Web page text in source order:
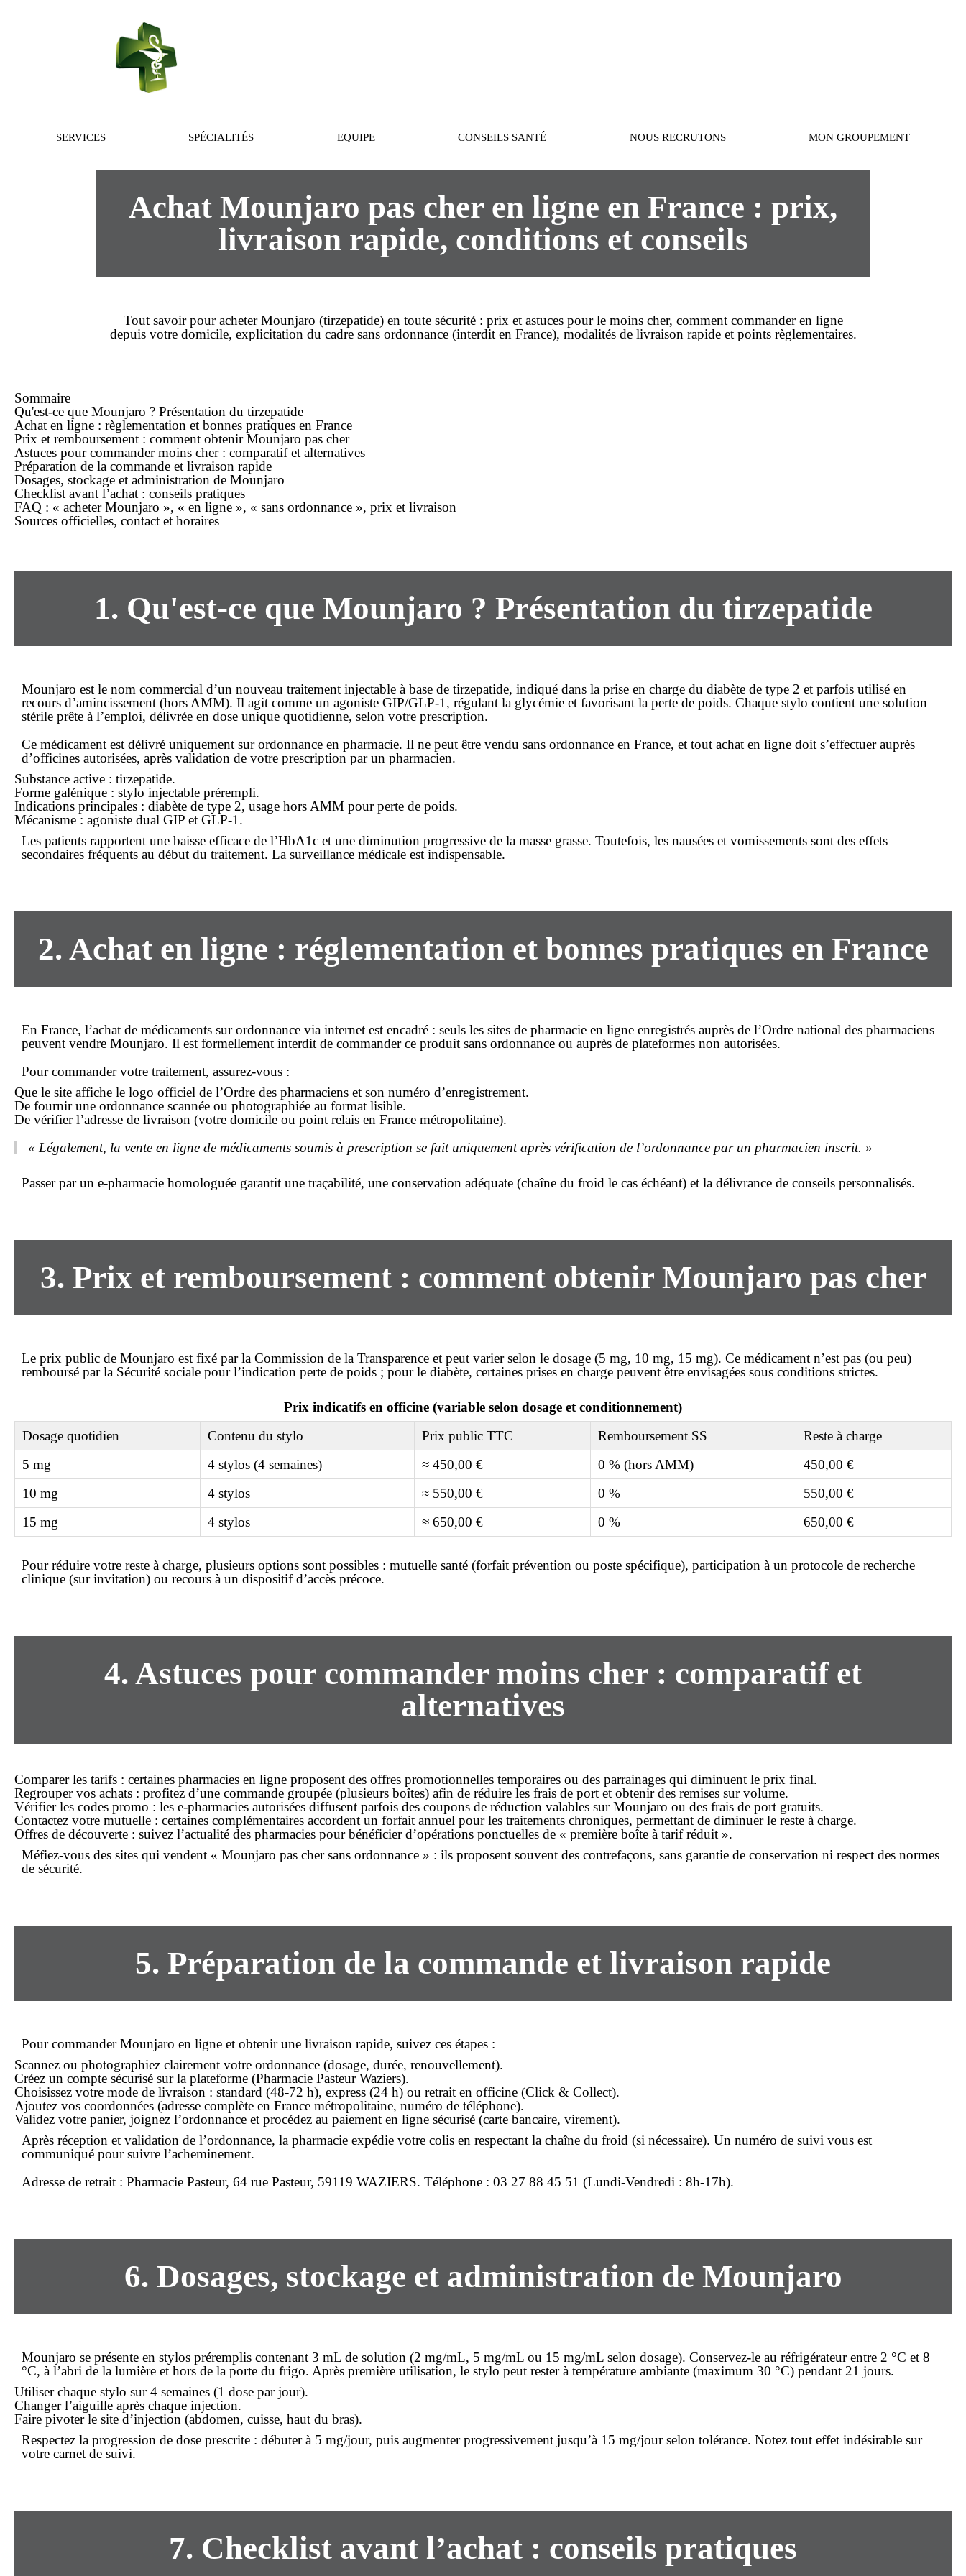
SERVICES SPÉCIALITÉS EQUIPE CONSEILS SANTÉ NOUS RECRUTONS MON GROUPEMENT
Achat Mounjaro pas cher en ligne en France : prix,
livraison rapide, conditions et conseils
Tout savoir pouracheterMounjaro (tirzepatide) en toute sécurité : prix et astuces pour le moins cher, comment commander en ligne
depuis votre domicile, explicitation du cadre sans ordonnance(interdit en France), modalités de livraison rapide et points règlementaires.
Sommaire
Qu'est-ce que Mounjaro ? Présentation du tirzepatide
Achat en ligne : règlementation et bonnes pratiques en France
Prix et remboursement : comment obtenir Mounjaro pas cher
Astuces pour commander moins cher : comparatif et alternatives
Préparation de la commande et livraison rapide
Dosages, stockage et administration de Mounjaro
Checklist avant l’achat : conseils pratiques
FAQ : « acheter Mounjaro », « en ligne », « sans ordonnance », prix et livraison
Sources officielles, contact et horaires
1. Qu'est-ce que Mounjaro ? Présentation du tirzepatide
Mounjaro est le nom commercial d’un nouveau traitement injectable à base de tirzepatide, indiqué dans la prise en charge du diabète de type 2 et parfois utilisé en
recours d’amincissement (hors AMM). Il agit comme un agoniste GIP/GLP-1, régulant la glycémie et favorisant la perte de poids. Chaque stylo contient une solution
stérile prête à l’emploi, délivrée en dose unique quotidienne, selon votre prescription.
Ce médicament est délivré uniquement surordonnance en pharmacie. Il ne peut être vendu sans ordonnance en France, et tout achat en ligne doit s’effectuer auprès
d’officines autorisées, après validation de votre prescription par un pharmacien.
Substance active : tirzepatide.
Forme galénique : stylo injectable prérempli.
Indications principales : diabète de type 2, usage hors AMM pour perte de poids.
Mécanisme : agoniste dual GIP et GLP-1.
Les patients rapportent une baisse efficace de l’HbA1c et une diminution progressive de la masse grasse. Toutefois, les nausées et vomissements sont des effets
secondaires fréquents au début du traitement. La surveillance médicale est indispensable.
2. Achat en ligne : réglementation et bonnes pratiques en France
En France, l’achat de médicaments sur ordonnance via internet est encadré : seuls les sites de pharmacie en ligne enregistrés auprès de l’Ordre national des pharmaciens
peuvent vendre Mounjaro. Il est formellement interdit de commander ce produit sans ordonnance ou auprès de plateformes non autorisées.
Pourcommandervotre traitement, assurez-vous :
Que le site affiche le logo officiel de l’Ordre des pharmaciens et son numéro d’enregistrement.
De fournir une ordonnance scannée ou photographiée au format lisible.
De vérifier l’adresse de livraison (votre domicile ou point relais en France métropolitaine).
« Légalement, la vente en ligne de médicaments soumis à prescription se fait uniquement après vérification de l’ordonnance par un pharmacien inscrit. »
Passer par un e-pharmacie homologuée garantit une traçabilité, une conservation adéquate (chaîne du froid le cas échéant) et la délivrance de conseils personnalisés.
3. Prix et remboursement : comment obtenir Mounjaro pas cher
Le prix public de Mounjaro est fixé par la Commission de la Transparence et peut varier selon le dosage (5 mg, 10 mg, 15 mg). Ce médicament n’est pas (ou peu)
remboursé par la Sécurité sociale pour l’indication perte de poids ; pour le diabète, certaines prises en charge peuvent être envisagées sous conditions strictes.
Prix indicatifs en officine (variable selon dosage et conditionnement)
Dosage quotidien
Contenu du stylo Prix public TTC Remboursement SS
Reste à charge
5 mg
4 stylos (4 semaines) ≈ 450,00 € 0 % (hors AMM)
450,00 €
10 mg
4 stylos ≈ 550,00 € 0 %
550,00 €
15 mg
4 stylos ≈ 650,00 € 0 % 650,00 €
Pour réduire votre reste à charge, plusieurs options sont possibles : mutuelle santé (forfait prévention ou poste spécifique), participation à un protocole de recherche
clinique (sur invitation) ou recours à un dispositif d’accès précoce.
4. Astuces pour commander moins cher : comparatif et
alternatives
Comparer les tarifs : certaines pharmacies en ligne proposent des offres promotionnelles temporaires ou des parrainages qui diminuent le prix final.
Regrouper vos achats : profitez d’une commande groupée (plusieurs boîtes) afin de réduire les frais de port et obtenir des remises sur volume.
Vérifier les codes promo : les e-pharmacies autorisées diffusent parfois des coupons de réduction valables sur Mounjaro ou des frais de port gratuits.
Contactez votre mutuelle : certaines complémentaires accordent un forfait annuel pour les traitements chroniques, permettant de diminuer le reste à charge.
Offres de découverte : suivez l’actualité des pharmacies pour bénéficier d’opérations ponctuelles de « première boîte à tarif réduit ».
Méfiez-vous des sites qui vendent « Mounjaro pas cher sans ordonnance » : ils proposent souvent des contrefaçons, sans garantie de conservation ni respect des normes
de sécurité.
5. Préparation de la commande et livraison rapide
PourcommanderMounjaro en ligne et obtenir une livraison rapide, suivez ces étapes :
Scannez ou photographiez clairement votre ordonnance (dosage, durée, renouvellement).
Créez un compte sécurisé sur la plateforme (Pharmacie Pasteur Waziers).
Choisissez votre mode de livraison : standard (48-72 h), express (24 h) ou retrait en officine (Click & Collect).
Ajoutez vos coordonnées (adresse complète en France métropolitaine, numéro de téléphone).
Validez votre panier, joignez l’ordonnance et procédez au paiement en ligne sécurisé (carte bancaire, virement).
Après réception et validation de l’ordonnance, la pharmacie expédie votre colis en respectant la chaîne du froid (si nécessaire). Un numéro de suivi vous est
communiqué pour suivre l’acheminement.
Adresse de retrait : Pharmacie Pasteur, 64 rue Pasteur, 59119 WAZIERS. Téléphone : 03 27 88 45 51 (Lundi-Vendredi : 8h-17h).
6. Dosages, stockage et administration de Mounjaro
Mounjaro se présente en stylos préremplis contenant 3 mL de solution (2 mg/mL, 5 mg/mL ou 15 mg/mL selon dosage). Conservez-le au réfrigérateur entre 2 °C et 8
°C, à l’abri de la lumière et hors de la porte du frigo. Après première utilisation, le stylo peut rester à température ambiante (maximum 30 °C) pendant 21 jours.
Utiliser chaque stylo sur 4 semaines (1 dose par jour).
Changer l’aiguille après chaque injection.
Faire pivoter le site d’injection (abdomen, cuisse, haut du bras).
Respectez la progression de dose prescrite : débuter à 5 mg/jour, puis augmenter progressivement jusqu’à 15 mg/jour selon tolérance. Notez tout effet indésirable sur
votre carnet de suivi.
7. Checklist avant l’achat : conseils pratiques